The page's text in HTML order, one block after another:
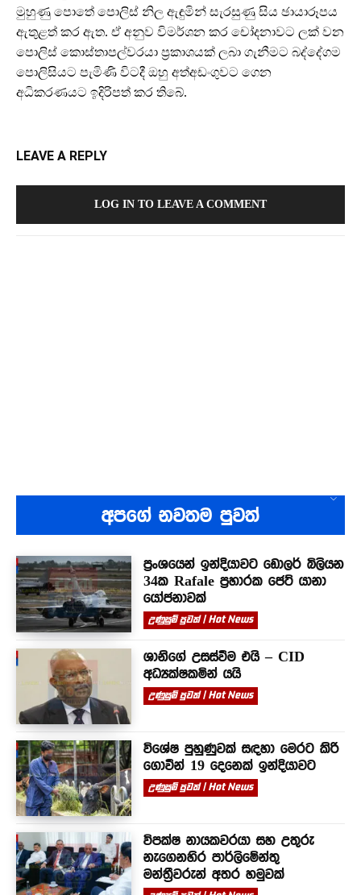
මුහුණු පොතේ පොලිස් නිල ඇඳුමින් සැරසුණු සිය ඡායාරූපය
ඇතුළත් කර ඇත. ඒ අනුව විමර්ශන කර චෝදනාවට ලක් වන
පොලිස් කොස්තාපල්වරයා ප්‍රකාශයක් ලබා ගැනීමට බද්දේගම
පොලිසියට පැමිණි විටදී ඔහු අත්අඩංගුවට ගෙන
අධිකරණයට ඉදිරිපත් කර තිබේ.
LEAVE A REPLY
LOG IN TO LEAVE A COMMENT
අපගේ නවතම පුවත්
ප්‍රංශයෙන් ඉන්දියාවට ඩොලර් බිලියන
34ක Rafale ප්‍රහාරක ජෙට් යානා
යෝජනාවක්
උණුසුම් පුවත් | Hot News
ශානිගේ උසස්වීම එයි – CID
අධ්‍යක්ෂකමින් යයි
උණුසුම් පුවත් | Hot News
විශේෂ පුහුණුවක් සඳහා මෙරට කිරි
ගොවීන් 19 දෙනෙක් ඉන්දියාවට
උණුසුම් පුවත් | Hot News
විපක්ෂ නායකවරයා සහ උතුරු
නැගෙනහිර පාර්ලිමේන්තු
මන්ත්‍රීවරුන් අතර හමුවක්